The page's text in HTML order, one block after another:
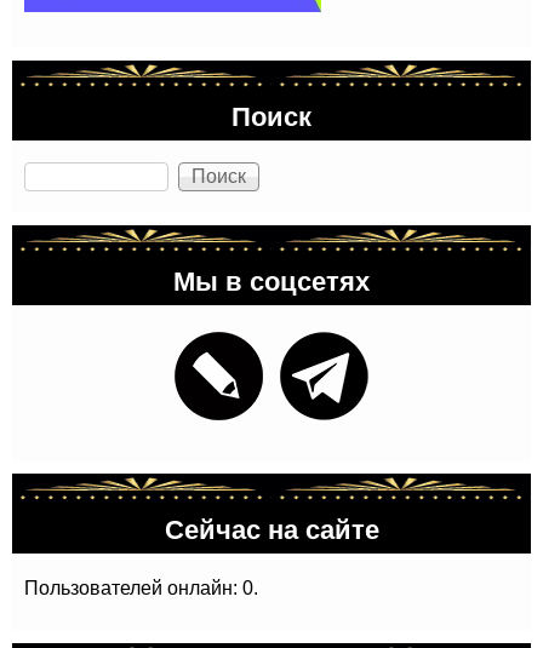
Поиск
Поиск
Мы в соцсетях
Сейчас на сайте
Пользователей онлайн: 0.